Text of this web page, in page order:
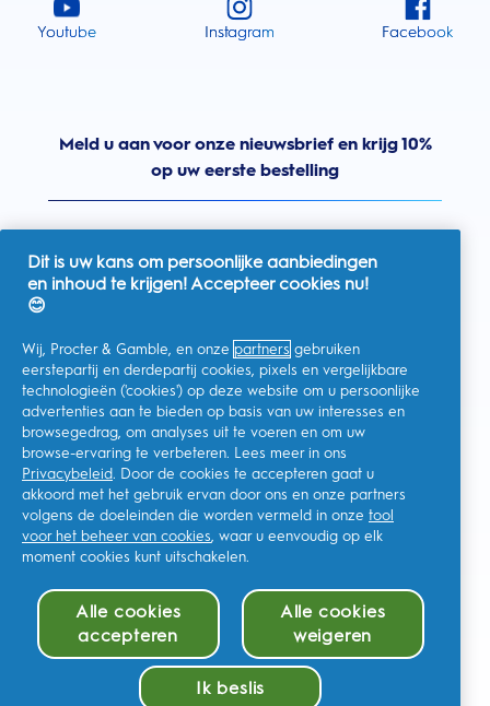
Youtube Instagram Facebook
Meld u aan voor onze nieuwsbrief en krijg 10%
op uw eerste bestelling
Ik geef toestemming voor het ontvangen van
gepersonaliseerde communicatie met betrekking tot
aanbiedingen, nieuws en andere promotionele initiatieven van
Oral-B en andere
P&G-merken
kan me op elk momentafmelden.
Procter & Gamble, als verwerkingsverantwoordelijke, zal uw
persoonlijke gegevens verwerken zodat u zich bij deze site kunt
registreren en de interactie kunt aangaan met de aangeboden
diensten en zodat P&G u, afhankelijk van uw toestemming,
relevante commerciële berichten kan sturen, waaronder
gepersonaliseerde advertenties in online media. Ontdek hier
Voor meer informatie over de verwerking van uw gegevens en
uw privacy rechten, kunt u
kijken of ons volledige
raadplegen.
U bent minstens 18 jaar oud en gaat akkoord met onzealgemene
voorwaarden.
Dit is uw kans om persoonlijke aanbiedingen
en inhoud te krijgen! Accepteer cookies nu!
😊
Wij, Procter & Gamble, en onze partners gebruiken
eerstepartij en derdepartij cookies, pixels en vergelijkbare
technologieën ('cookies') op deze website om u persoonlijke
advertenties aan te bieden op basis van uw interesses en
browsegedrag, om analyses uit te voeren en om uw
browse-ervaring te verbeteren. Lees meer in ons
Privacybeleid. Door de cookies te accepteren gaat u
akkoord met het gebruik ervan door ons en onze partners
volgens de doeleinden die worden vermeld in onze tool
voor het beheer van cookies, waar u eenvoudig op elk
moment cookies kunt uitschakelen.
Alle cookies
accepteren
Alle cookies
weigeren
Ik beslis